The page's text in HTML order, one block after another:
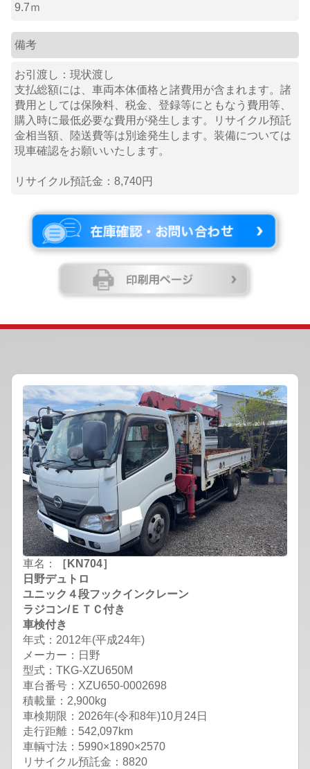
9.7ｍ
備考
お引渡し：現状渡し
支払総額には、車両本体価格と諸費用が含まれます。諸
費用としては保険料、税金、登録等にともなう費用等、
購入時に最低必要な費用が発生します。リサイクル預託
金相当額、陸送費等は別途発生します。装備については
現車確認をお願いいたします。
リサイクル預託金：8,740円
車名：
［KN704］
日野デュトロ
ユニック４段フックインクレーン
ラジコン/ＥＴＣ付き
車検付き
年式：2012年(平成24年)
メーカー：日野
型式：TKG-XZU650M
車台番号：XZU650-0002698
積載量：2,900kg
車検期限： 2026年(令和8年)10月24日
走行距離：542,097km
車輌寸法：5990×1890×2570
リサイクル預託金：8820